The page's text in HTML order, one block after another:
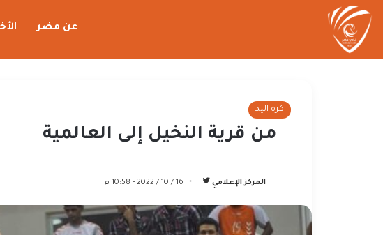
عن مضر
كرة اليد
من قرية النخيل إلى العالمية
المركز الإعلامي
تابع
تويتر
16 / 10 / 2022 - 10:58 م